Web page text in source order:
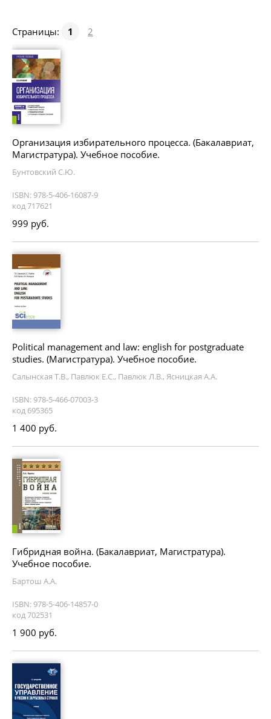
Страницы: 1 2
Организация избирательного процесса. (Бакалавриат,
Магистратура). Учебное пособие.
Бунтовский С.Ю.
ISBN: 978-5-406-16087-9
код 717621
999 руб.
Political management and law: english for postgraduate
studies. (Магистратура). Учебное пособие.
Салынская Т.В., Павлюк Е.С., Павлюк Л.В., Ясницкая А.А.
ISBN: 978-5-466-07003-3
код 695365
1 400 руб.
Гибридная война. (Бакалавриат, Магистратура).
Учебное пособие.
Бартош А.А.
ISBN: 978-5-406-14857-0
код 702531
1 900 руб.